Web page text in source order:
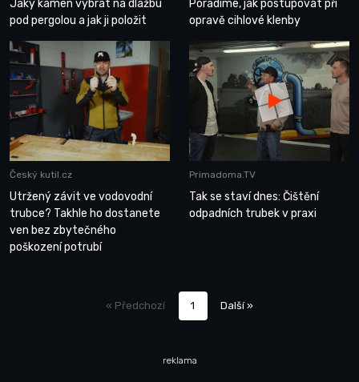
Jaký kámen vybrat na dlažbu
pod pergolou a jak ji položit
Poradíme, jak postupovat při
opravě cihlové klenby
Český kutil.cz
Utržený závit ve vodovodní
trubce? Takhle ho dostanete
ven bez zbytečného
poškození potrubí
Primadoma.TV
Tak se staví dnes: Čištění
odpadních trubek v praxi
« Předchozí 1 Další »
reklama